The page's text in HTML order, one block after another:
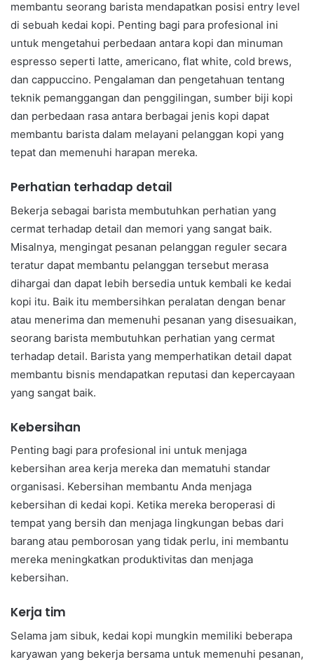
membantu seorang barista mendapatkan posisi entry level
di sebuah kedai kopi. Penting bagi para profesional ini
untuk mengetahui perbedaan antara kopi dan minuman
espresso seperti latte, americano, flat white, cold brews,
dan cappuccino. Pengalaman dan pengetahuan tentang
teknik pemanggangan dan penggilingan, sumber biji kopi
dan perbedaan rasa antara berbagai jenis kopi dapat
membantu barista dalam melayani pelanggan kopi yang
tepat dan memenuhi harapan mereka.
Perhatian terhadap detail
Bekerja sebagai barista membutuhkan perhatian yang
cermat terhadap detail dan memori yang sangat baik.
Misalnya, mengingat pesanan pelanggan reguler secara
teratur dapat membantu pelanggan tersebut merasa
dihargai dan dapat lebih bersedia untuk kembali ke kedai
kopi itu. Baik itu membersihkan peralatan dengan benar
atau menerima dan memenuhi pesanan yang disesuaikan,
seorang barista membutuhkan perhatian yang cermat
terhadap detail. Barista yang memperhatikan detail dapat
membantu bisnis mendapatkan reputasi dan kepercayaan
yang sangat baik.
Kebersihan
Penting bagi para profesional ini untuk menjaga
kebersihan area kerja mereka dan mematuhi standar
organisasi. Kebersihan membantu Anda menjaga
kebersihan di kedai kopi. Ketika mereka beroperasi di
tempat yang bersih dan menjaga lingkungan bebas dari
barang atau pemborosan yang tidak perlu, ini membantu
mereka meningkatkan produktivitas dan menjaga
kebersihan.
Kerja tim
Selama jam sibuk, kedai kopi mungkin memiliki beberapa
karyawan yang bekerja bersama untuk memenuhi pesanan,